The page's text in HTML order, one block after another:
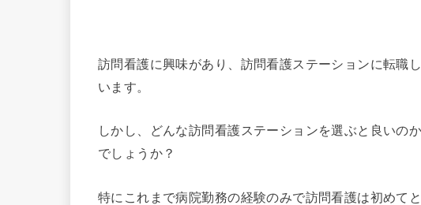
訪問看護に興味があり、訪問看護ステーションに転職
います。
しかし、どんな訪問看護ステーションを選ぶと良いの
でしょうか？
特にこれまで病院勤務の経験のみで訪問看護は初めて